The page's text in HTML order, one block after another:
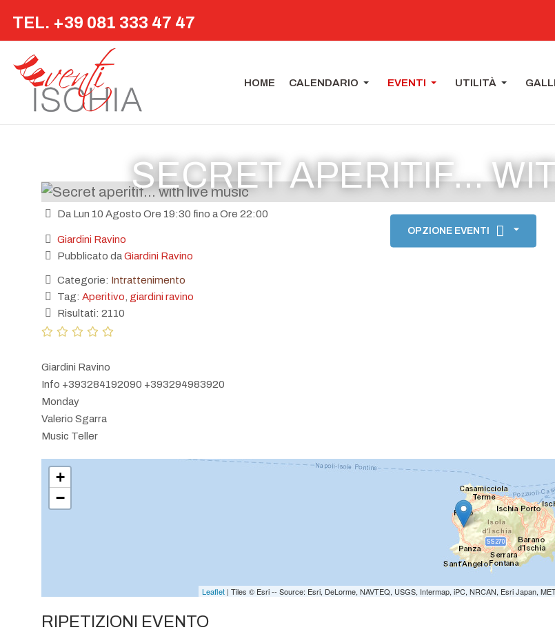
TEL. +39 081 333 47 47
HOME CALENDARIO EVENTI UTILITÀ
SECRET APERITIF...
OPZIONE EVENTI
Da Lun 10 Agosto Ore 19:30 fino a Ore 22:00
Giardini Ravino
Pubblicato daGiardini Ravino
Categorie: Intrattenimento
Tag: Aperitivo giardini ravino
Risultati: 2110
Giardini Ravino
Info +393284192090 +393294983920
Monday
Valerio Sgarra
Music Teller
+
−
Leaflet | Tiles © Esri -- Source: Esri, DeLorme, NAVTEQ, USGS, Intermap, iPC, NRCAN, Esri Japan,
RIPETIZIONI EVENTO